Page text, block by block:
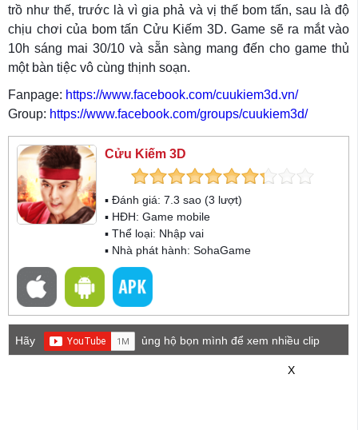
trồ như thế, trước là vì gia phả và vị thế bom tấn, sau là độ
chịu chơi của bom tấn Cửu Kiếm 3D. Game sẽ ra mắt vào
10h sáng mai 30/10 và sẵn sàng mang đến cho game thủ
một bàn tiệc vô cùng thịnh soạn.
Fanpage: https://www.facebook.com/cuukiem3d.vn/
Group: https://www.facebook.com/groups/cuukiem3d/
Cửu Kiếm 3D
▪ Đánh giá: 7.3 sao (3 lượt)
▪ HĐH: Game mobile
▪ Thể loại: Nhập vai
▪ Nhà phát hành: SohaGame
Hãy
ủng hộ bọn mình để xem nhiều clip
X